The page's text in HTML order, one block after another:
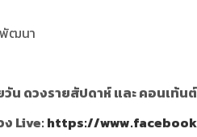
พัฒนา
น ดวงรายสัปดาห์ และ คอนเท้น
Live:https://